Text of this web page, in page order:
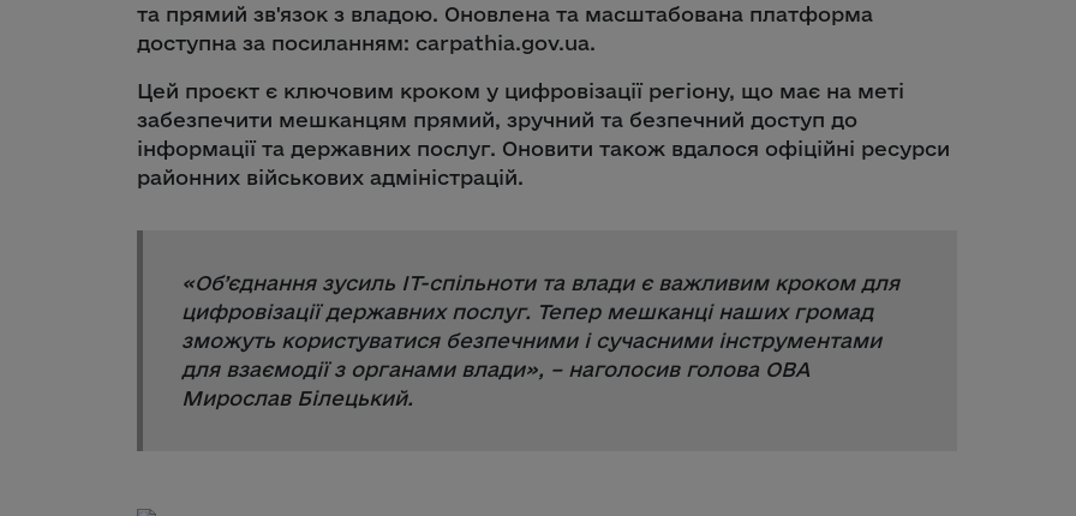
та прямий зв'язок з владою. Оновлена та масштабована платформа
доступна за посиланням: carpathia.gov.ua.
Цей проєкт є ключовим кроком у цифровізації регіону, що має на меті
забезпечити мешканцям прямий, зручний та безпечний доступ до
інформації та державних послуг. Оновити також вдалося офіційні ресурси
районних військових адміністрацій.
«Об’єднання зусиль IT-спільноти та влади є важливим кроком для
цифровізації державних послуг. Тепер мешканці наших громад
зможуть користуватися безпечними і сучасними інструментами
для взаємодії з органами влади», – наголосив голова ОВА
Мирослав Білецький.